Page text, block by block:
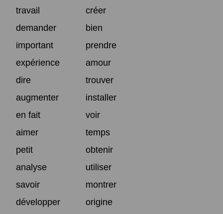
travail
créer
demander
bien
important
prendre
expérience
amour
dire
trouver
augmenter
installer
en fait
voir
aimer
temps
petit
obtenir
analyse
utiliser
savoir
montrer
développer
origine